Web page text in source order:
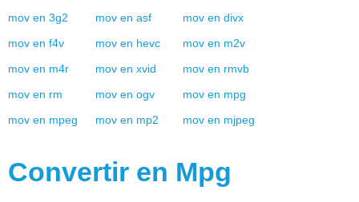
mov en 3g2 mov en asf mov en divx
mov en f4v mov en hevc mov en m2v
mov en m4r mov en xvid mov en rmvb
mov en rm mov en ogv mov en mpg
mov en mpeg mov en mp2 mov en mjpeg
Convertir en Mpg